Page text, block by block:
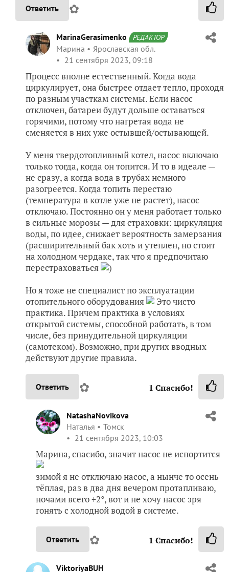
Ответить ✿
MarinaGerasimenko РЕДАКТОР
Марина
Ярославская обл.
21 сентября 2023, 09:18
Процесс вполне естественный. Когда вода
циркулирует, она быстрее отдает тепло, проходя
по разным участкам системы. Если насос
отключен, батареи будут дольше оставаться
горячими, потому что нагретая вода не
сменяется в них уже остывшей/остывающей.
У меня твердотопливный котел, насос включаю
только тогда, когда он топится. И то в идеале —
не сразу, а когда вода в трубах немного
разогреется. Когда топить перестаю
(температура в котле уже не растет), насос
отключаю. Постоянно он у меня работает только
в сильные морозы — для страховки: циркуляция
воды, по идее, снижает вероятность замерзания
(расширительный бак хоть и утеплен, но стоит
на холодном чердаке, так что я предпочитаю
перестраховаться
)
Но я тоже не специалист по эксплуатации
отопительного оборудования
Это чисто
практика. Причем практика в условиях
открытой системы, способной работать, в том
числе, без принудительной циркуляции
(самотеком). Возможно, при других вводных
действуют другие правила.
Ответить ✿ 1 Спасибо!
NatashaNovikova
Наталья
Томск
21 сентября 2023, 10:03
Марина, спасибо, значит насос не испортится
зимой я не отключаю насос, а нынче то осень
тёплая, раз в два дня вечером протапливаю,
ночами всего +2°, вот и не хочу насос зря
гонять с холодной водой в системе.
Ответить ✿ 1 Спасибо!
ViktoriyaBUH